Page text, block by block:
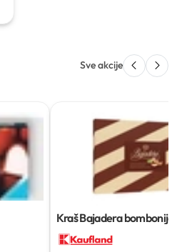
Sve akcije
Kraš Bajadera